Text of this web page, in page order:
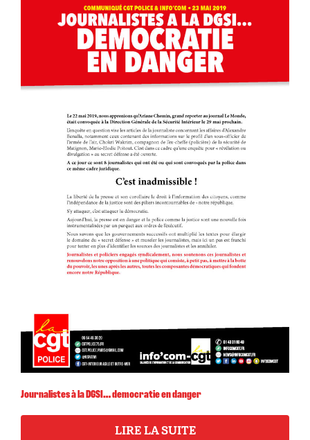
Journalistes à la DGSI… democratie en danger
LIRE LA SUITE